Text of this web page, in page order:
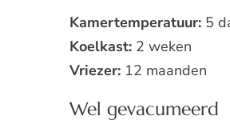
Kamertemperatuur: 5
Koelkast: 2 weken
Vriezer: 12 maanden
Wel gevacumeerd